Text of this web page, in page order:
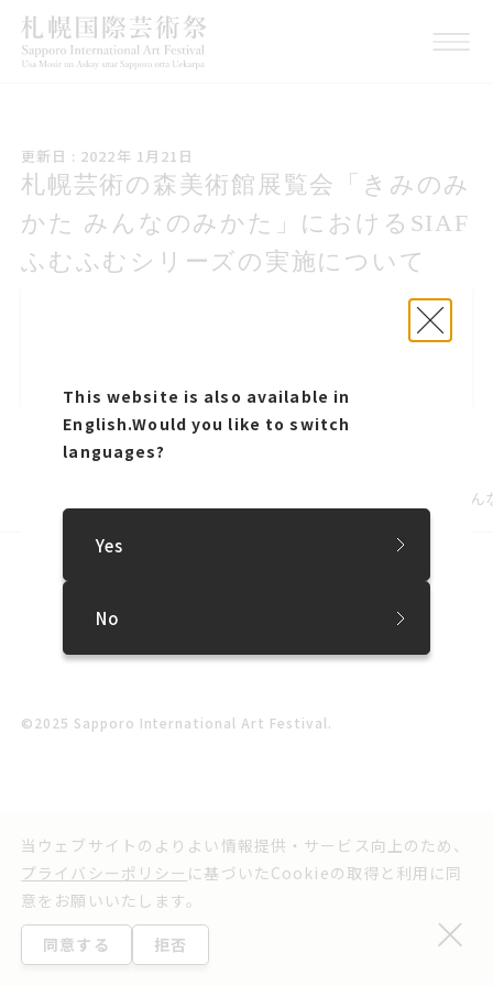
当ウェブサイトのよりよい情報提供・サービス向上のため、
プライバシーポリシー に基づいたCookieの取得と利用に同
意をお願いいたします。
同意する 拒否
This website is also available in
English.Would you like to switch
languages?
Yes
No
こうしんび 2022年 いちが
つ21日
更新日 : 2022年 1月21日
札幌芸術の森美術館展覧会きみのみ
かた みんなのみかたにおけるサイア
フふむふむシリーズの実施について
札幌芸術の森美術館展覧会「きみのみ
かた みんなのみかた」におけるSIAF
ふむふむシリーズの実施について
なのみかたにおけるサイアフふむふむシリーズの
札幌芸術の森美術館展覧会「きみのみかた みん
なのみかた」におけるSIAFふむふむシリーズの実
このページをシェアする
札幌芸術の森美術館展覧会「きみのみかた み
プレスリリース
©2025 Sapporo International Art Festival.